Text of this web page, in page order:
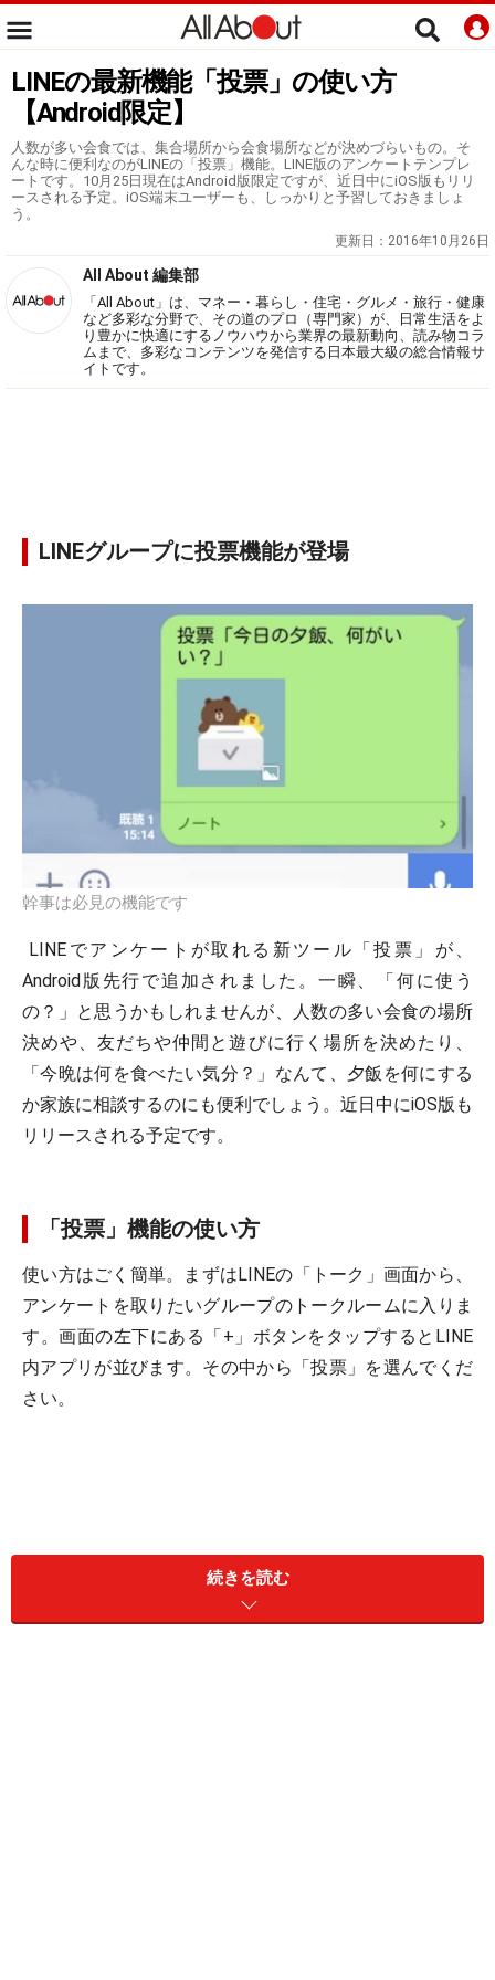
LINEの最新機能「投票」の使い方
【Android限定】
人数が多い会食では、集合場所から会食場所などが決めづらいもの。そ
んな時に便利なのがLINEの「投票」機能。LINE版のアンケートテンプレ
ートです。10月25日現在はAndroid版限定ですが、近日中にiOS版もリリ
ースされる予定。iOS端末ユーザーも、しっかりと予習しておきましょ
う。
更新日： 2016年10月26日
All About 編集部
「All About」は、マネー・暮らし・住宅・グルメ・旅行・健康
など多彩な分野で、その道のプロ（専門家）が、日常生活をよ
り豊かに快適にするノウハウから業界の最新動向、読み物コラ
ムまで、多彩なコンテンツを発信する日本最大級の総合情報サ
イトです。
LINEグループに投票機能が登場
幹事は必見の機能です
LINEでアンケートが取れる新ツール「投票」が、
Android版先行で追加されました。一瞬、「何に使う
の？」と思うかもしれませんが、人数の多い会食の場所
決めや、友だちや仲間と遊びに行く場所を決めたり、
「今晩は何を食べたい気分？」なんて、夕飯を何にする
か家族に相談するのにも便利でしょう。近日中にiOS版も
リリースされる予定です。
「投票」機能の使い方
使い方はごく簡単。まずはLINEの「トーク」画面から、
アンケートを取りたいグループのトークルームに入りま
す。画面の左下にある「+」ボタンをタップするとLINE
内アプリが並びます。その中から「投票」を選んでくだ
さい。
続きを読む